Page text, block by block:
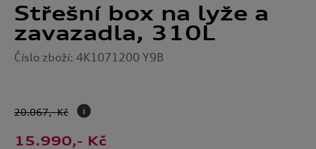
Střešní box na lyže a
zavazadla, 310L
Číslo zboží: 4K1071200 Y9B
20.067,- Kč
15.990,- Kč